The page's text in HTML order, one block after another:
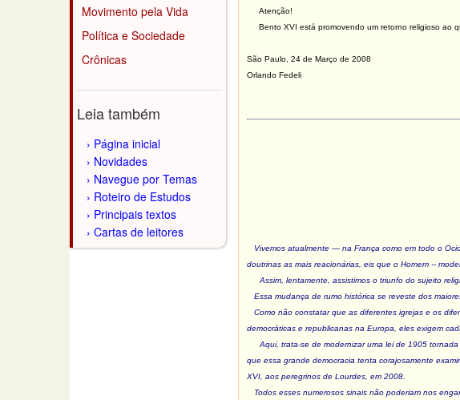
Movimento pela Vida
Política e Sociedade
Crônicas
Leia também
Página inicial
Novidades
Navegue por Temas
Roteiro de Estudos
Principais textos
Cartas de leitores
Atenção!
Bento XVI está promovendo um retorno religioso ao
São Paulo, 24 de Março de 2008
Orlando Fedeli
Vivemos atualmente — na França como em todo o
doutrinas as mais reacionárias, eis que o Homem --
Assim, lentamente, assistimos o triunfo do sujeito
Essa mudança de rumo histórica se reveste dos
Como não constatar que as diferentes igrejas e os
democráticas e republicanas na Europa, eles exigem
Aqui, trata-se de modernizar uma lei de 1905
que essa grande democracia tenta corajosamente
XVI, aos peregrinos de Lourdes, em 2008.
Todos esses numerosos sinais não poderiam nos